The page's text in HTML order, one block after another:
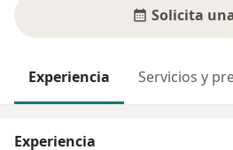
Solicita
Experiencia Servicios y
Experiencia